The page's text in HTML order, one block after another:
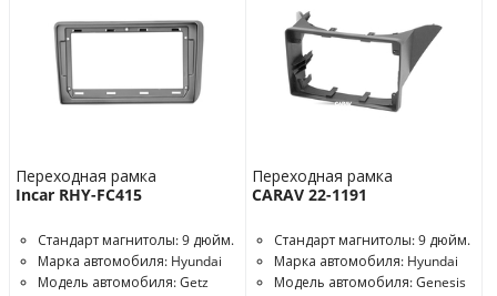
Переходная рамка
Incar RHY-FC415
Стандарт магнитолы: 9 дюйм.
Марка автомобиля: Hyundai
Модель автомобиля: Getz
Переходная рамка
CARAV 22-1191
Стандарт магнитолы: 9 дюйм.
Марка автомобиля: Hyundai
Модель автомобиля: Genesis